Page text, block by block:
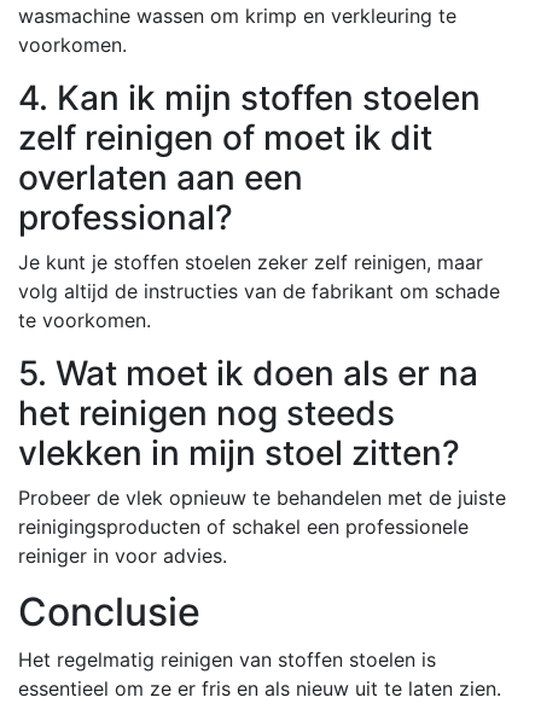
wasmachine wassen om krimp en verkleuring te
voorkomen.
4. Kan ik mijn stoffen stoelen
zelf reinigen of moet ik dit
overlaten aan een
professional?
Je kunt je stoffen stoelen zeker zelf reinigen, maar
volg altijd de instructies van de fabrikant om schade
te voorkomen.
5. Wat moet ik doen als er na
het reinigen nog steeds
vlekken in mijn stoel zitten?
Probeer de vlek opnieuw te behandelen met de juiste
reinigingsproducten of schakel een professionele
reiniger in voor advies.
Conclusie
Het regelmatig reinigen van stoffen stoelen is
essentieel om ze er fris en als nieuw uit te laten zien.